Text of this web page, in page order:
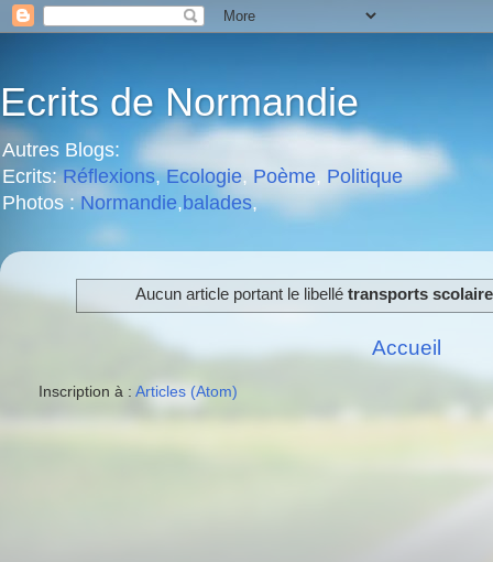
Ecrits de Normandie
Autres Blogs:
Ecrits:Réflexions,Ecologie, Poème, Politique
Photos :Normandie,balades,
Aucun article portant le libellé transports scolaire
Accueil
Inscription à : Articles (Atom)